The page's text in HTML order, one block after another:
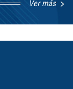
Ver más